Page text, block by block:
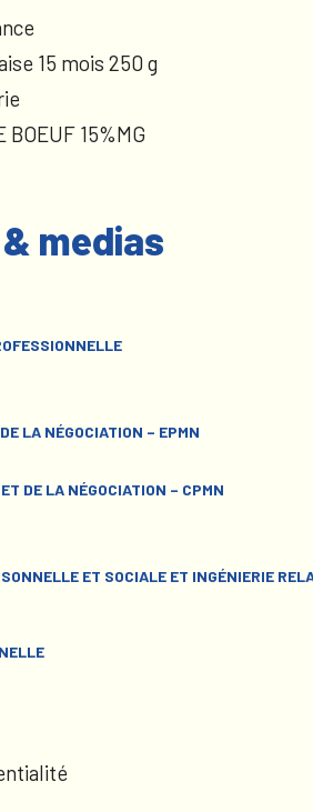
15 mois 250 g
BOEUF 15%MG
medias
LA NÉGOCIATION – EPMN
DE LA NÉGOCIATION – CPMN
ET SOCIALE ET INGÉNIERIE